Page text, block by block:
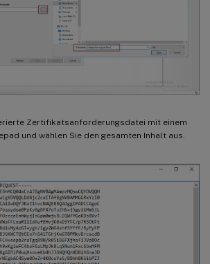
Zertifikatsanforderungsdatei mit einem
und wählen Sie den gesamten Inhalt aus.